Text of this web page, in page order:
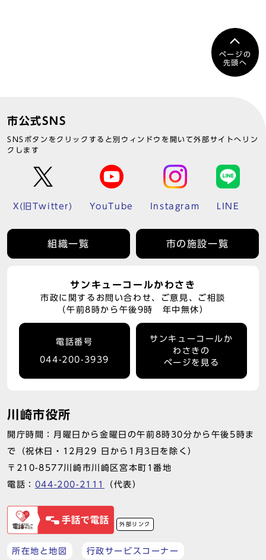
ページの
先頭へ
市公式SNS
SNSボタンをクリックすると別ウィンドウを開いて外部サイトへリン
クします
X(旧Twitter) YouTube Instagram LINE
組織一覧 市の施設一覧
サンキューコールかわさき
市政に関するお問い合わせ、ご意見、ご相談
（午前8時から午後9時 年中無休）
電話番号
044-200-3939
サンキューコールか
わさきの
ページを見る
川崎市役所
開庁時間：月曜日から金曜日の午前8時30分から午後5時ま
で（祝休日・12月29 日から1月3日を除く）
〒210-8577川崎市川崎区宮本町1番地
電話： 044-200-2111 （代表）
外部リンク
所在地と地図 行政サービスコーナー